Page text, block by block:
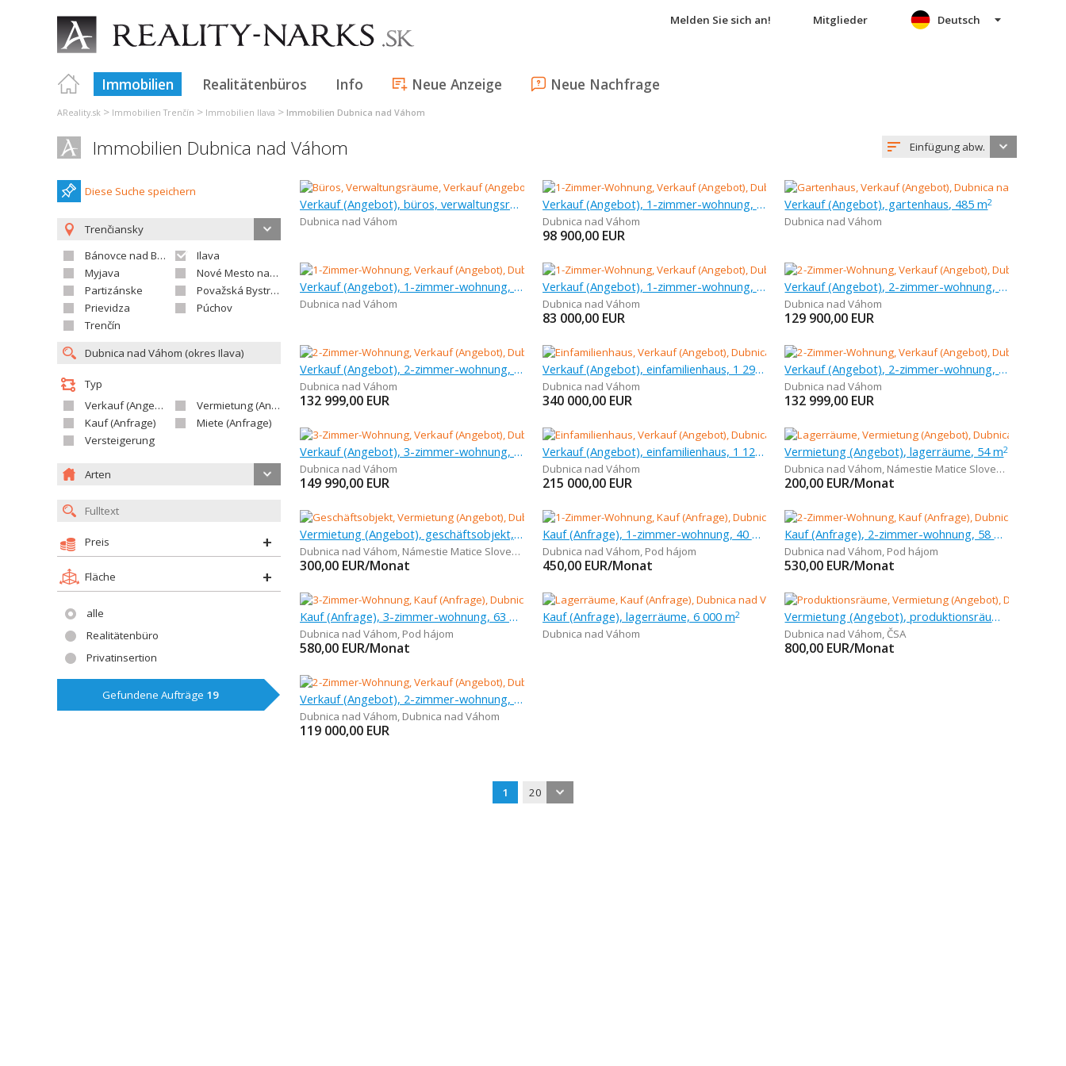
Melden Sie sich an! Mitglieder
Immobilien Realitätenbüros Info Neue Anzeige Neue Nachfrage
Deutsch
AReality.sk > Immobilien Trenčín > Immobilien Ilava > Immobilien Dubnica nad Váhom
Immobilien Dubnica nad Váhom Einfügung abw.
Diese Suche speichern
Trenčiansky
Bánovce nad Bebravou
Ilava
Myjava
Nové Mesto nad Váhom
Partizánske
Považská Bystrica
Prievidza
Púchov
Trenčín
Typ
Verkauf (Angebot)
Vermietung (Angebot)
Kauf (Anfrage)
Miete (Anfrage)
Versteigerung
Arten
Preis
Fläche
alle
Realitätenbüro
Privatinsertion
Gefundene Aufträge 19
Verkauf (Angebot), büros, verwaltungsräume, 1 m
Dubnica nad Váhom
Verkauf (Angebot), 1-zimmer-wohnung, 38 m
Dubnica nad Váhom
98 900,00 EUR
Verkauf (Angebot), gartenhaus, 485 m2
Dubnica nad Váhom
Verkauf (Angebot), 1-zimmer-wohnung, 34 m
Dubnica nad Váhom
Verkauf (Angebot), 1-zimmer-wohnung, 34 m
Dubnica nad Váhom
83 000,00 EUR
Verkauf (Angebot), 2-zimmer-wohnung, 52 m
Dubnica nad Váhom
129 900,00 EUR
Verkauf (Angebot), 2-zimmer-wohnung, 56 m
Dubnica nad Váhom
132 999,00 EUR
Verkauf (Angebot), einfamilienhaus, 1 296 m
Dubnica nad Váhom
340 000,00 EUR
Verkauf (Angebot), 2-zimmer-wohnung, 57 m
Dubnica nad Váhom
132 999,00 EUR
Verkauf (Angebot), 3-zimmer-wohnung, 80 m
Dubnica nad Váhom
149 990,00 EUR
Verkauf (Angebot), einfamilienhaus, 1 121 m
Dubnica nad Váhom
215 000,00 EUR
Vermietung (Angebot), lagerräume, 54 m2
Dubnica nad Váhom, Námestie Matice Slovenskej
200,00 EUR/Monat
Vermietung (Angebot), geschäftsobjekt, 30 m
Dubnica nad Váhom, Námestie Matice Slovenskej
300,00 EUR/Monat
Kauf (Anfrage), 1-zimmer-wohnung, 40 m
Dubnica nad Váhom, Pod hájom
450,00 EUR/Monat
Kauf (Anfrage), 2-zimmer-wohnung, 58 m
Dubnica nad Váhom, Pod hájom
530,00 EUR/Monat
Kauf (Anfrage), 3-zimmer-wohnung, 63 m
Dubnica nad Váhom, Pod hájom
580,00 EUR/Monat
Kauf (Anfrage), lagerräume, 6 000 m2
Dubnica nad Váhom
Vermietung (Angebot), produktionsräume, 198 m
Dubnica nad Váhom, ČSA
800,00 EUR/Monat
Verkauf (Angebot), 2-zimmer-wohnung, 41 m
Dubnica nad Váhom, Dubnica nad Váhom
119 000,00 EUR
1 20